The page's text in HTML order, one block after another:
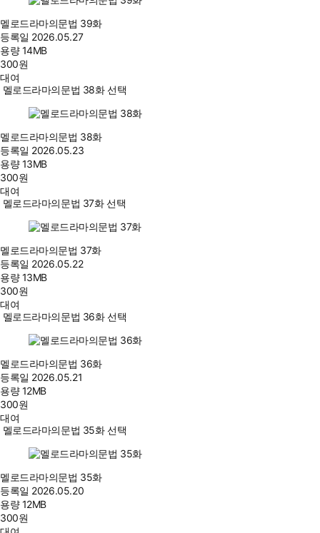
멜로드라마의문법 39화
등록일 2026.05.27
용량14MB
300원
대여
멜로드라마의문법 38화 선택
멜로드라마의문법 38화
등록일 2026.05.23
용량13MB
300원
대여
멜로드라마의문법 37화 선택
멜로드라마의문법 37화
등록일 2026.05.22
용량13MB
300원
대여
멜로드라마의문법 36화 선택
멜로드라마의문법 36화
등록일 2026.05.21
용량12MB
300원
대여
멜로드라마의문법 35화 선택
멜로드라마의문법 35화
등록일 2026.05.20
용량12MB
300원